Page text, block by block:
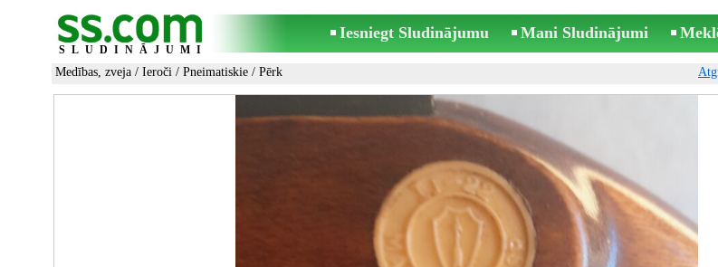
SLUDINĀJUMI
Iesniegt Sludinājumu Mani Sludinājumi
Medības, zveja / Ieroči / Pneimatiskie / Pērk